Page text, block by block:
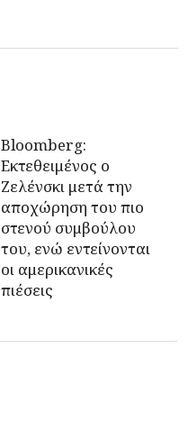
Bloomberg:
Εκτεθειμένος ο
Ζελένσκι μετά την
αποχώρηση του πιο
στενού συμβούλου
του, ενώ εντείνονται
οι αμερικανικές
πιέσεις